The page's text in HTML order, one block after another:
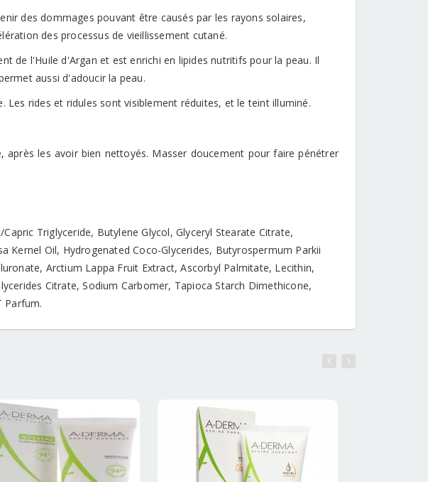
des dommages pouvant être causés par les rayons solaires,
des processus de vieillissement cutané.
de l'Huile d'Argan et est enrichi en lipides nutritifs pour la peau. Il
aussi d'adoucir la peau.
Les rides et ridules sont visiblement réduites, et le teint illuminé.
les avoir bien nettoyés. Masser doucement pour faire pénétrer
Triglyceride, Butylene Glycol, Glyceryl Stearate Citrate,
Kernel Oil, Hydrogenated Coco-Glycerides, Butyrospermum Parkii
Arctium Lappa Fruit Extract, Ascorbyl Palmitate, Lecithin,
Citrate, Sodium Carbomer, Tapioca Starch Dimethicone,
Parfum.